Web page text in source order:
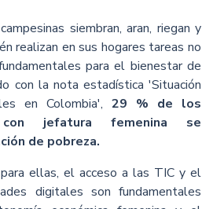
siembran, aran, riegan y
realizan en sus hogares tareas no
para el bienestar de
con la nota estadística 'Situación
en Colombia', 29 % de los
jefatura femenina se
de pobreza.
ellas, el acceso a las TIC y el
digitales son fundamentales